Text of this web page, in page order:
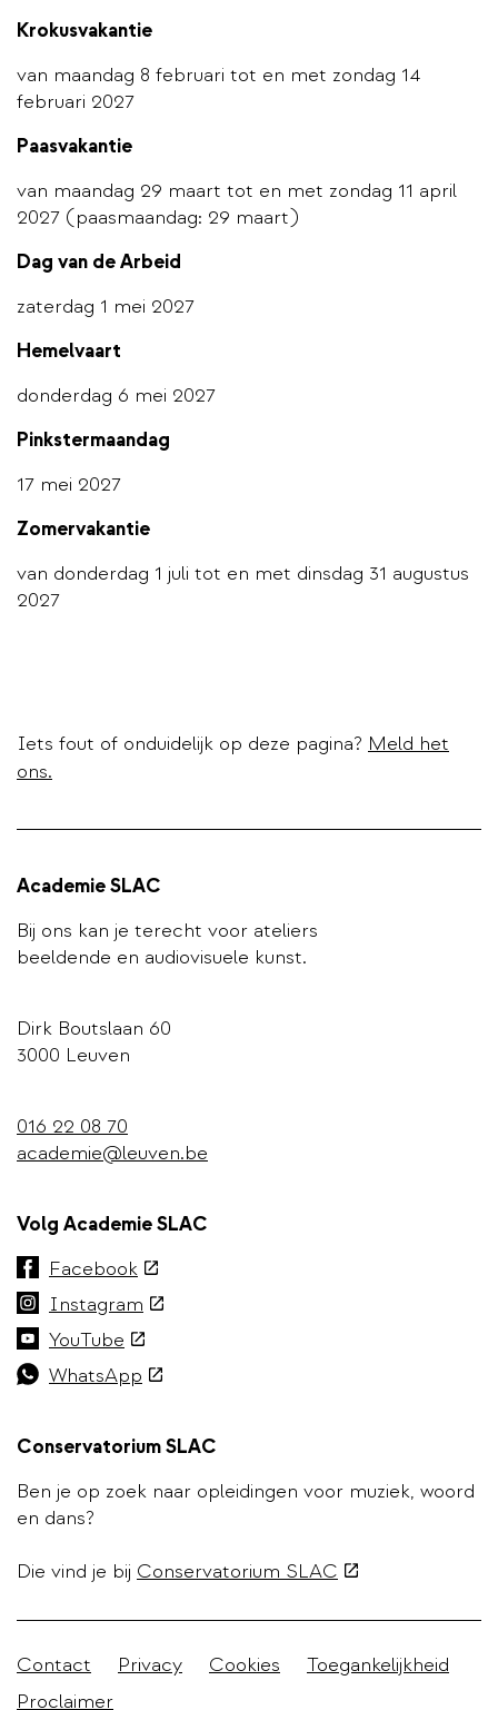
Krokusvakantie
van maandag 8 februari tot en met zondag 14
februari 2027
Paasvakantie
van maandag 29 maart tot en met zondag 11 april
2027 (paasmaandag: 29 maart)
Dag van de Arbeid
zaterdag 1 mei 2027
Hemelvaart
donderdag 6 mei 2027
Pinkstermaandag
17 mei 2027
Zomervakantie
van donderdag 1 juli tot en met dinsdag 31 augustus
2027
Iets fout of onduidelijk op deze pagina? Meld het
ons.
Academie SLAC
Bij ons kan je terecht voor ateliers
beeldende en audiovisuele kunst.
Dirk Boutslaan 60
3000 Leuven
016 22 08 70
academie@leuven.be
Volg Academie SLAC
Facebook(externe
link)
Instagram (externe
link)
YouTube (externe
link)
WhatsApp (externe
Conservatorium SLAC
Ben je op zoek naar opleidingen voor muziek, woord
en dans?
Die vind je bij Conservatorium SLAC (externe
Stadleuven
footer
Contact Privacy Cookies
Toegankelijkheid
Proclaimer